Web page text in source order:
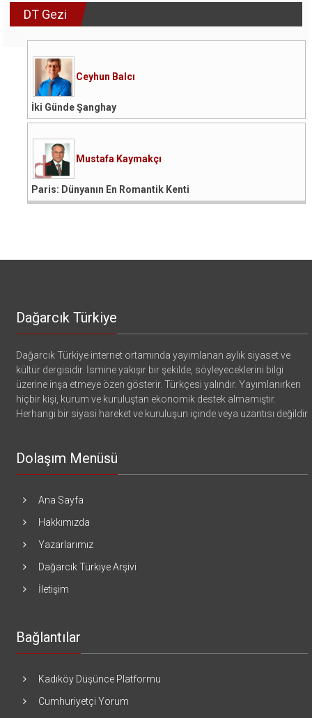
DT Gezi
Ceyhun Balcı
İki Günde Şanghay
Mustafa Kaymakçı
Paris: Dünyanın En Romantik Kenti
Dağarcık Türkiye
Dağarcık Türkiye internet ortamında yayımlanan aylık siyaset ve
kültür dergisidir. İsmine yakışır bir şekilde, söyleyeceklerini bilgi
üzerine inşa etmeye özen gösterir. Türkçesi yalındır. Yayımlanırken
hiçbir kişi, kurum ve kuruluştan ekonomik destek almamıştır.
Herhangi bir siyasi hareket ve kuruluşun içinde veya uzantısı değildir
Dolaşım Menüsü
Ana Sayfa
Hakkımızda
Yazarlarımız
Dağarcık Türkiye Arşivi
İletişim
Bağlantılar
Kadıköy Düşünce Platformu
Cumhuriyetçi Yorum